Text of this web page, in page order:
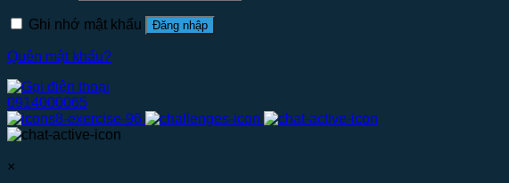
Ghi nhớ mật khẩu Đăng nhập
Quên mật khẩu?
0914000065
×